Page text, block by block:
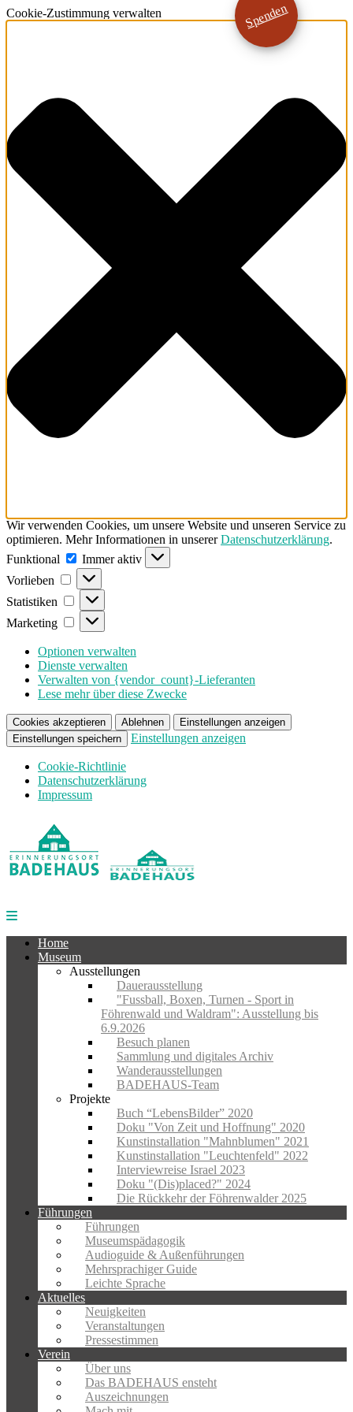
Cookie-Zustimmung verwalten
Wir verwenden Cookies, um unsere Website und unseren Service zu
optimieren. Mehr Informationen in unsererDatenschutzerklärung.
Funktional
Funktional
Immer aktiv
Vorlieben
Vorlieben
Statistiken Statistiken
Marketing Marketing
Optionen verwalten
Dienste verwalten
Verwalten von {vendor_count}-Lieferanten
Lese mehr über diese Zwecke
Cookies akzeptieren Ablehnen
Einstellungen anzeigen
Einstellungen speichern
Einstellungen anzeigen
Cookie-Richtlinie
Datenschutzerklärung
Impressum
Spenden
Home
Museum
Ausstellungen
Dauerausstellung
"Fussball, Boxen, Turnen - Sport in
Föhrenwald und Waldram": Ausstellung bis
6.9.2026
Besuch planen
Sammlung und digitales Archiv
Wanderausstellungen
BADEHAUS-Team
Projekte
Buch “LebensBilder” 2020
Doku "Von Zeit und Hoffnung" 2020
Kunstinstallation "Mahnblumen" 2021
Kunstinstallation "Leuchtenfeld" 2022
Interviewreise Israel 2023
Doku "(Dis)placed?" 2024
Die Rückkehr der Föhrenwalder 2025
Führungen
Führungen
Museumspädagogik
Audioguide & Außenführungen
Mehrsprachiger Guide
Leichte Sprache
Aktuelles
Neuigkeiten
Veranstaltungen
Pressestimmen
Verein
Über uns
Das BADEHAUS ensteht
Auszeichnungen